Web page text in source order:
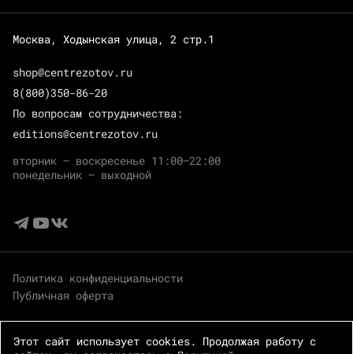
Москва, Ходынская улица, 2 стр.1
shop@centrezotov.ru
8(800)350-86-20
По вопросам сотрудничества:
editions@centrezotov.ru
вторник — воскресенье 11:00–22:00
понедельник — выходной
Политика конфиденциальности
Публичная оферта
Этот сайт использует cookies. Продолжая работу с